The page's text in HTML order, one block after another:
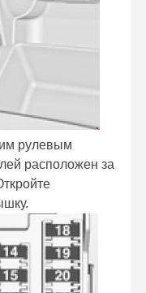
рулевым
расположен за